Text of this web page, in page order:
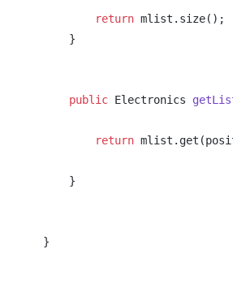
return mlist.size();
    }
public Electronics
return
    }